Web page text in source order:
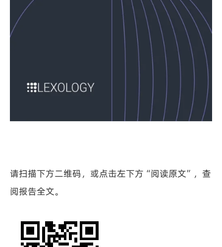
请扫描下方二维码，或点击左下方“阅读原文”，查
阅报告全文。